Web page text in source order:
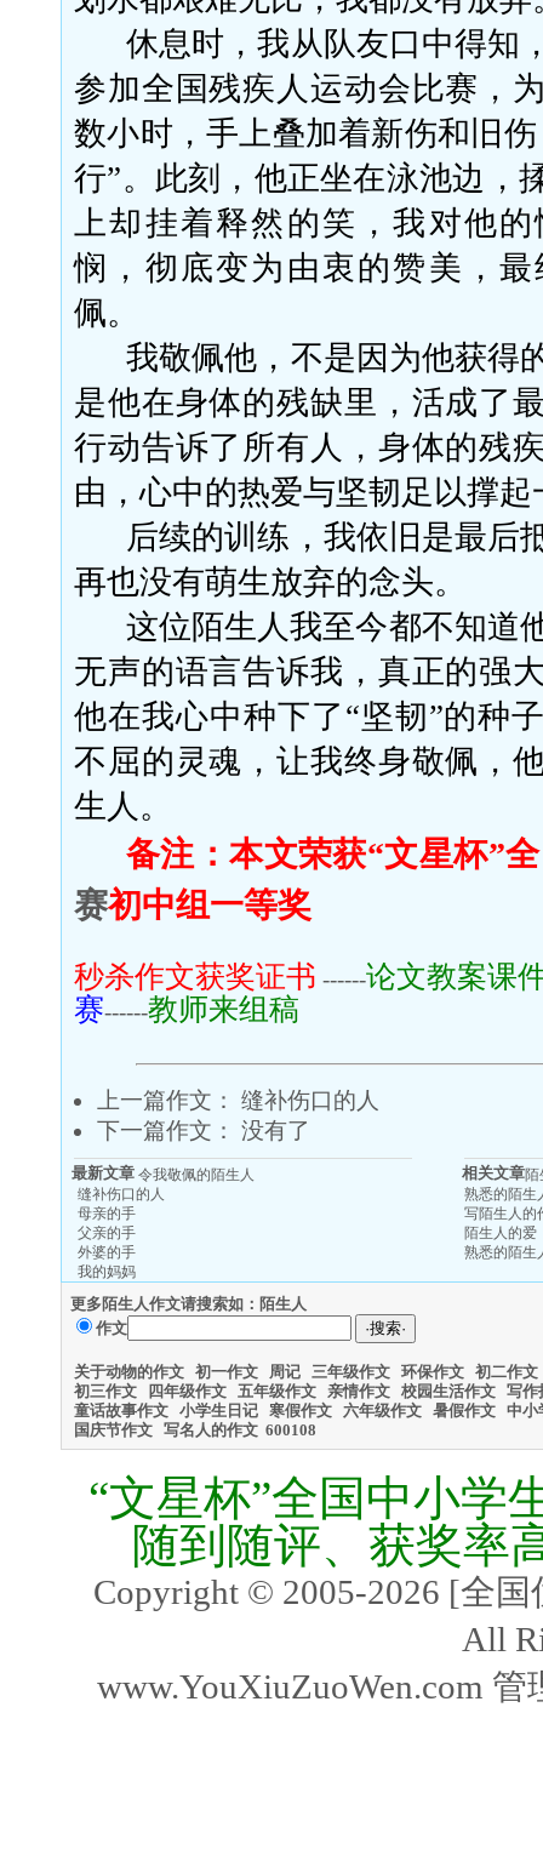
休息时，我从队友口中得知
参加全国残疾人运动会比赛，
数小时，手上叠加着新伤和旧
行”。此刻，他正坐在泳池边，
上却挂着释然的笑，我对他
悯，彻底变为由衷的赞美，
佩。
我敬佩他，不是因为他获得
是他在身体的残缺里，活成了
行动告诉了所有人，身体的残
由，心中的热爱与坚韧足以撑起
后续的训练，我依旧是最后
再也没有萌生放弃的念头。
这位陌生人我至今都不知道
无声的语言告诉我，真正的强
他在我心中种下了 “坚韧”的种
不屈的灵魂，让我终身敬佩，
生人。
备注：本文荣获“文星杯”
赛初中组一等奖
秒杀作文获奖证书 ------论文教案课
赛------教师来组稿
上一篇作文： 缝补伤口的人
下一篇作文： 没有了
最新文章 令我敬佩的陌生人
缝补伤口的人
母亲的手
父亲的手
外婆的手
我的妈妈
相关文章
熟悉的陌生
写陌生人的
陌生人的爱
熟悉的陌生
更多陌生人作文请搜索如：陌生人
作文
关于动物的作文 初一作文 周记 三年级作文 环保作文 初二作文
初三作文
四年级作文 五年级作文 亲情作文 校园生活作文 写作
童话故事作文 小学生日记 寒假作文 六年级作文 暑假作文 中小
国庆节作文 写名人的作文 600108
“文星杯”全国中小学
随到随评、获奖率
Copyright © 2005-2026 [全
All
www.YouXiuZuoWen.com 管